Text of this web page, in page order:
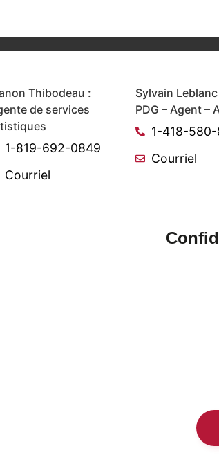
Thibodeau :
de services
1-819-692-0849
Courriel
Sylvain Leblanc
PDG – Agent –
1-418-
Courriel